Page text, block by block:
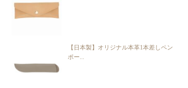
【日本製】オリジナル本革1本差しペン
ポー...